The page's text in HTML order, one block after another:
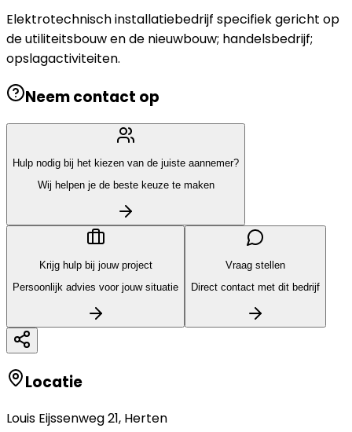
Elektrotechnisch installatiebedrijf specifiek gericht op
de utiliteitsbouw en de nieuwbouw; handelsbedrijf;
opslagactiviteiten.
Neem contact op
Hulp nodig bij het kiezen van de juiste aannemer?
Wij helpen je de beste keuze te maken
Krijg hulp bij jouw project
Persoonlijk advies voor jouw situatie
Vraag stellen
Direct contact met dit bedrijf
Locatie
Louis Eijssenweg 21, Herten